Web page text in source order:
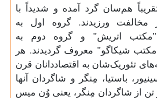
هم‌سان گرد آمده و شدیداً با
مخالفت ورزیدند. گروه اول به
"مکتب اتریش" و گروه دوم به
"مکتب شیکاگو" معروف گردیدند. هر
تئوریک‌شان به اقتصاددانان قرن
باستیا، مِنگر و شاگردان آنها
تن از شاگردان مِنگر، یعنی وُن میس